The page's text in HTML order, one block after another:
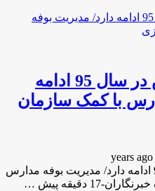
نظارت بر بوفه مدارس در سال 95 ادامه
با کمک سازمان
نظارت بر بوفه مدارس در سال 95 ادامه دارد/ مدیریت بوفه مدارس
دقیقه پیش …